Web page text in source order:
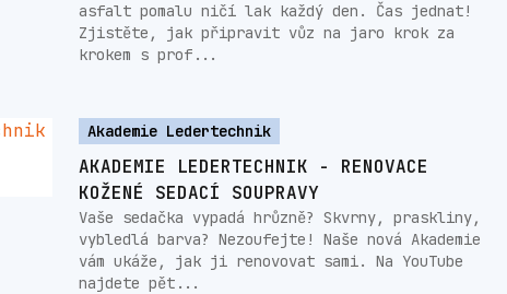
asfalt pomalu ničí lak každý den. Čas jednat!
Zjistěte, jak připravit vůz na jaro krok za
krokem s prof...
Akademie Ledertechnik
AKADEMIE LEDERTECHNIK - RENOVACE
KOŽENÉ SEDACÍ SOUPRAVY
Vaše sedačka vypadá hrůzně? Skvrny, praskliny,
vybledlá barva? Nezoufejte! Naše nová Akademie
vám ukáže, jak ji renovovat sami. Na YouTube
najdete pět...